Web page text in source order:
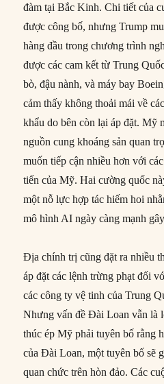
đàm tại Bắc Kinh. Chi tiết của
được công bố, nhưng Trump
hàng đầu trong chương trình
được các cam kết từ Trung
bò, đậu nành, và máy bay
cảm thấy không thoải mái về
khẩu do bên còn lại áp đặt. Mỹ
nguồn cung khoáng sản quan
muốn tiếp cận nhiều hơn với
tiến của Mỹ. Hai cường quốc
một nỗ lực hợp tác hiếm hoi
mô hình AI ngày càng mạnh
Địa chính trị cũng đặt ra nhiều
áp đặt các lệnh trừng phạt đối
các công ty vệ tinh của Trung
Nhưng vấn đề Đài Loan vẫn là
thúc ép Mỹ phải tuyên bố rằng
của Đài Loan, một tuyên bố sẽ
quan chức trên hòn đảo. Các